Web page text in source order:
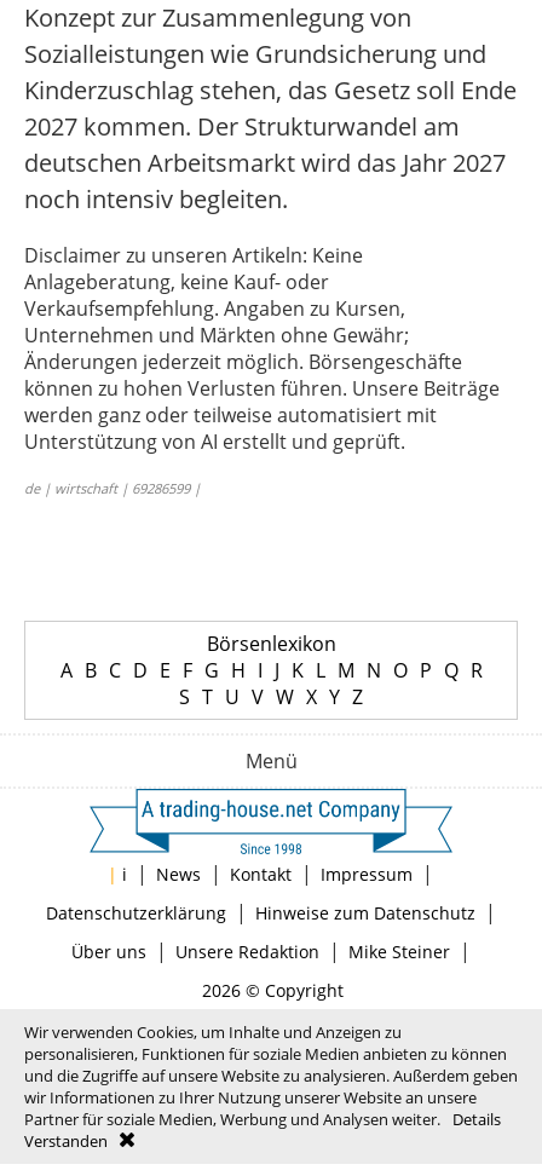
Konzept zur Zusammenlegung von
Sozialleistungen wie Grundsicherung und
Kinderzuschlag stehen, das Gesetz soll Ende
2027 kommen. Der Strukturwandel am
deutschen Arbeitsmarkt wird das Jahr 2027
noch intensiv begleiten.
Disclaimer zu unseren Artikeln: Keine
Anlageberatung, keine Kauf- oder
Verkaufsempfehlung. Angaben zu Kursen,
Unternehmen und Märkten ohne Gewähr;
Änderungen jederzeit möglich. Börsengeschäfte
können zu hohen Verlusten führen. Unsere Beiträge
werden ganz oder teilweise automatisiert mit
Unterstützung von AI erstellt und geprüft.
de | wirtschaft | 69286599 |
Börsenlexikon
A B C D E F G H I J K L M N O P Q R
S T U V W X Y Z
Menü
| i | News | Kontakt | Impressum |
Datenschutzerklärung| Hinweise zum Datenschutz |
Über uns | Unsere Redaktion | Mike Steiner|
2026 © Copyright
Wir verwenden Cookies, um Inhalte und Anzeigen zu
personalisieren, Funktionen für soziale Medien anbieten zu können
und die Zugriffe auf unsere Website zu analysieren. Außerdem geben
wir Informationen zu Ihrer Nutzung unserer Website an unsere
Partner für soziale Medien, Werbung und Analysen weiter.
Details
Verstanden